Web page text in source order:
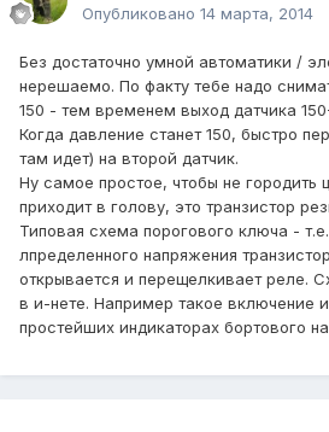
Опубликовано 14 марта, 2014
Без достаточно умной автоматики /
нерешаемо. По факту тебе надо
150 - тем временем выход датчика
Когда давление станет 150, быстро
там идет) на второй датчик.
Ну самое простое, чтобы не городить
приходит в голову, это транзистор
Типовая схема порогового ключа -
лпределенного напряжения
открывается и перещелкивает реле.
в и-нете. Например такое включение
простейших индикаторах бортового